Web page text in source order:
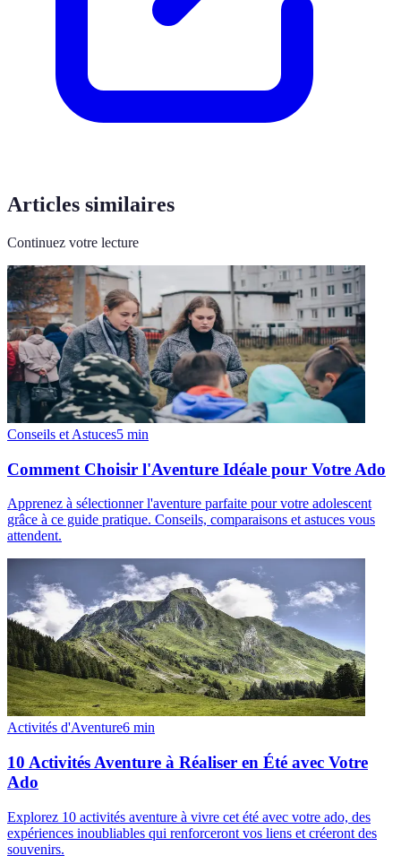
Articles similaires
Continuez votre lecture
Conseils et Astuces5 min
Comment Choisir l'Aventure Idéale pour Votre Ado
Apprenez à sélectionner l'aventure parfaite pour votre adolescent
grâce à ce guide pratique. Conseils, comparaisons et astuces vous
attendent.
Activités d'Aventure6 min
10 Activités Aventure à Réaliser en Été avec Votre
Ado
Explorez 10 activités aventure à vivre cet été avec votre ado, des
expériences inoubliables qui renforceront vos liens et créeront des
souvenirs.